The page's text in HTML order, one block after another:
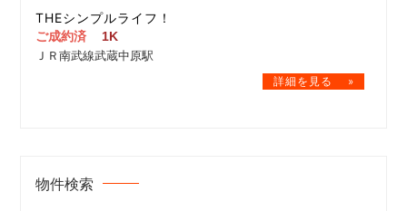
THEシンプルライフ！
ご成約済
1K
ＪＲ南武線武蔵中原駅
物件検索